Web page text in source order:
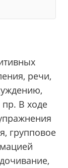
речи,
пр. В ходе
групповое